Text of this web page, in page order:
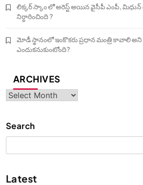
లిక్కర్ స్కాం లో అరెస్ట్ అయిన వైసీపీ ఎంపీ, మిధున్
నిర్ధారించింది ?
మోడీ స్థానంలో ఇంకొకరు ప్రధాన మంత్రి కావాలి అని
ఎందుకనుకుంటోంది?
ARCHIVES
Archives
Search
Latest